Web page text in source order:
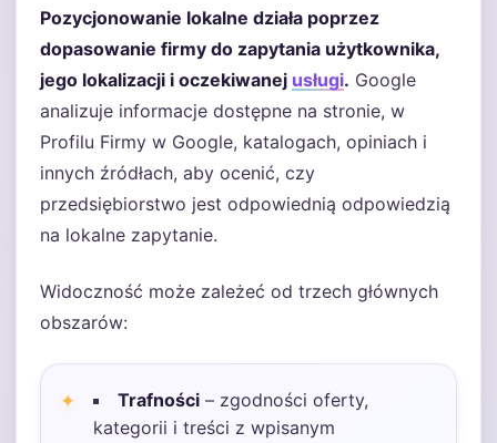
Pozycjonowanie lokalne działa poprzez
dopasowanie firmy do zapytania użytkownika,
jego lokalizacji i oczekiwanej usługi. Google
analizuje informacje dostępne na stronie, w
Profilu Firmy w Google, katalogach, opiniach i
innych źródłach, aby ocenić, czy
przedsiębiorstwo jest odpowiednią odpowiedzią
na lokalne zapytanie.
Widoczność może zależeć od trzech głównych
obszarów:
Trafności – zgodności oferty,
kategorii i treści z wpisanym